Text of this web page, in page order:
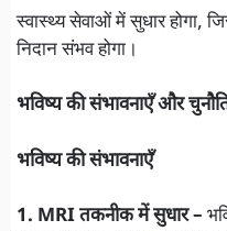
स्वास्थ्य सेवाओं में सुधार होगा,
निदान संभव होगा।
भविष्य की संभावनाएँ और
भविष्य की संभावनाएँ
1. MRI तकनीक में सुधार –